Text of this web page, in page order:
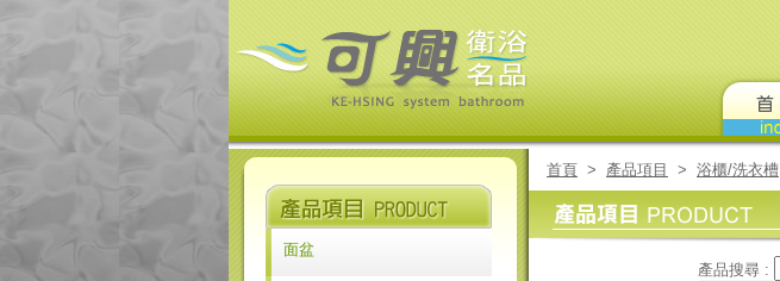
面盆
首頁 > 產品項目 > 浴櫃/洗衣槽
產品搜尋 :